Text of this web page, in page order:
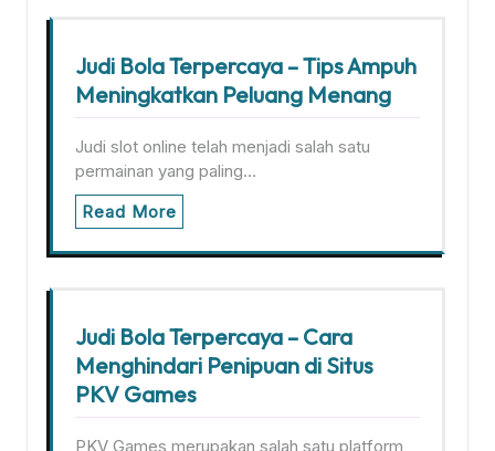
Judi Bola Terpercaya – Tips Ampuh
Meningkatkan Peluang Menang
Judi slot online telah menjadi salah satu
permainan yang paling…
Read More
Judi Bola Terpercaya – Cara
Menghindari Penipuan di Situs
PKV Games
PKV Games merupakan salah satu platform